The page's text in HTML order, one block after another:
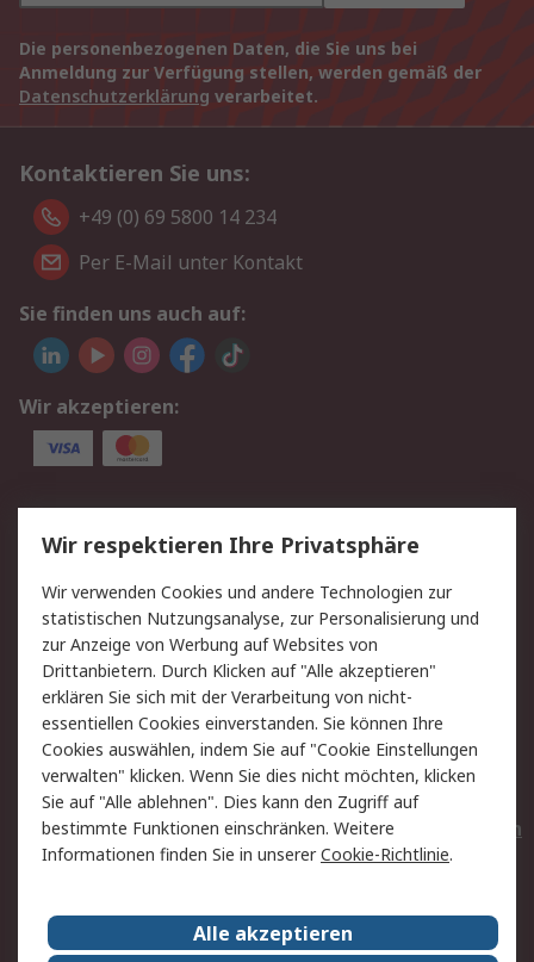
Die personenbezogenen Daten, die Sie uns bei
Anmeldung zur Verfügung stellen, werden gemäß der
Datenschutzerklärung verarbeitet.
Kontaktieren Sie uns:
+49 (0) 69 5800 14 234
Per E-Mail unter Kontakt
Sie finden uns auch auf:
Wir akzeptieren:
Service
Value Added Services
Lieferlösungen
Rücksendungen
Kontakt
Hilfe
Privatkunden
Rechtliches
AGB
Datenschutz
Cookie-Richtlinie
Zahlungsbedingungen
Copyright/Impressum
Entsorgung
Elektrogeräte/Batterien
RS weltweit
Wir respektieren Ihre Privatsphäre
Wir verwenden Cookies und andere Technologien zur
statistischen Nutzungsanalyse, zur Personalisierung und
zur Anzeige von Werbung auf Websites von
Drittanbietern. Durch Klicken auf "Alle akzeptieren"
erklären Sie sich mit der Verarbeitung von nicht-
essentiellen Cookies einverstanden. Sie können Ihre
Cookies auswählen, indem Sie auf "Cookie Einstellungen
verwalten" klicken. Wenn Sie dies nicht möchten, klicken
Sie auf "Alle ablehnen". Dies kann den Zugriff auf
bestimmte Funktionen einschränken. Weitere
Informationen finden Sie in unsererCookie-Richtlinie.
Alle akzeptieren